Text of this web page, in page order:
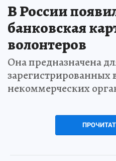
В России
банковская
волонтеров
Она предназначена
зарегистрированных
некоммерческих